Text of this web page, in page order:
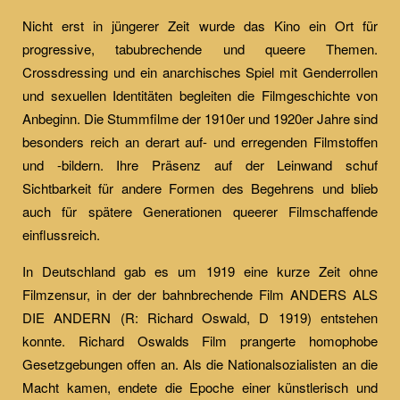
Nicht erst in jüngerer Zeit wurde das Kino ein Ort für
progressive, tabubrechende und queere Themen.
Crossdressing und ein anarchisches Spiel mit Genderrollen
und sexuellen Identitäten begleiten die Filmgeschichte von
Anbeginn. Die Stummfilme der 1910er und 1920er Jahre sind
besonders reich an derart auf- und erregenden Filmstoffen
und -bildern. Ihre Präsenz auf der Leinwand schuf
Sichtbarkeit für andere Formen des Begehrens und blieb
auch für spätere Generationen queerer Filmschaffende
einflussreich.
In Deutschland gab es um 1919 eine kurze Zeit ohne
Filmzensur, in der der bahnbrechende Film ANDERS ALS
DIE ANDERN (R: Richard Oswald, D 1919) entstehen
konnte. Richard Oswalds Film prangerte homophobe
Gesetzgebungen offen an. Als die Nationalsozialisten an die
Macht kamen, endete die Epoche einer künstlerisch und